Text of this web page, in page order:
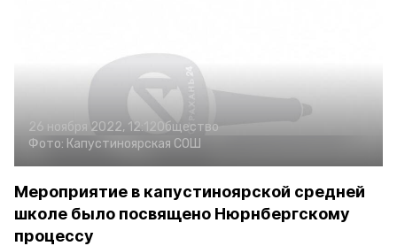
26 ноября 2022, 12:12Общество
Фото: Капустиноярская СОШ
Мероприятие в капустиноярской средней
школе было посвящено Нюрнбергскому
процессу